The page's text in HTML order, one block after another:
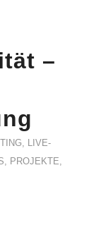
–
LIVE-
PROJEKTE